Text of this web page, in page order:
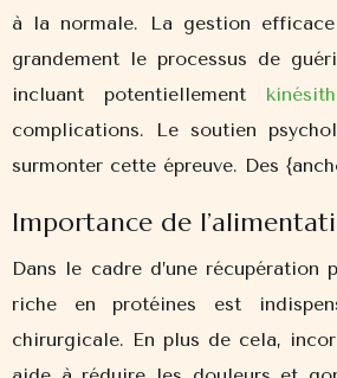
à la normale. La gestion
grandement le processus de
incluant potentiellement
complications. Le soutien
surmonter cette épreuve. Des
Importance de
Dans le cadre d’une
riche en protéines est
chirurgicale. En plus de cela,